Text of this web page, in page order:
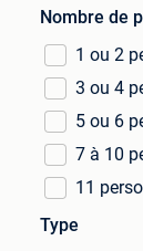
Nombre de
1 ou 2
3 ou 4
5 ou 6
7 à 10
11
Type